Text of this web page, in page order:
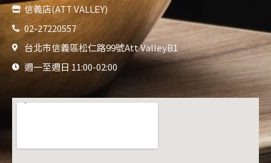
信義店(ATT VALLEY)
02-27220557
台北市信義區松仁路99號Att ValleyB1
週一至週日 11:00-02:00